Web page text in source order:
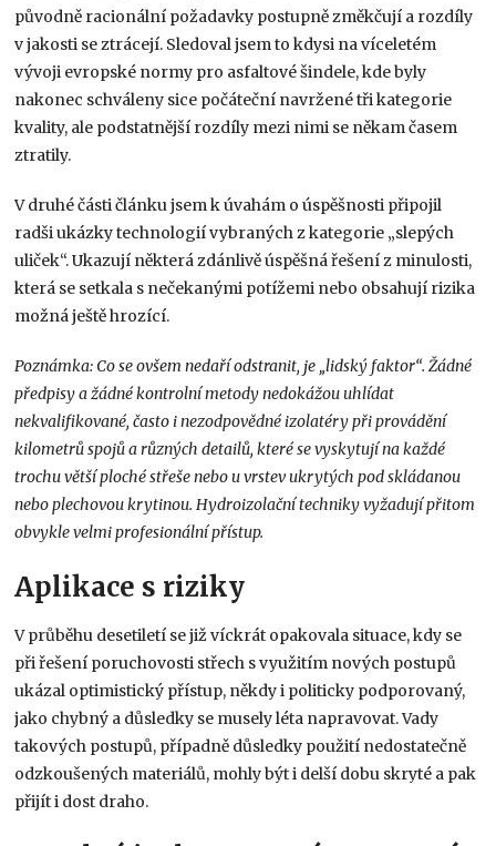
původně racionální požadavky postupně změkčují a rozdíly
v jakosti se ztrácejí. Sledoval jsem to kdysi na víceletém
vývoji evropské normy pro asfaltové šindele, kde byly
nakonec schváleny sice počáteční navržené tři kategorie
kvality, ale podstatnější rozdíly mezi nimi se někam časem
ztratily.
V druhé části článku jsem k úvahám o úspěšnosti připojil
radši ukázky technologií vybraných z kategorie „slepých
uliček“. Ukazují některá zdánlivě úspěšná řešení z minulosti,
která se setkala s nečekanými potížemi nebo obsahují rizika
možná ještě hrozící.
Poznámka: Co se ovšem nedaří odstranit, je „lidský faktor“. Žádné
předpisy a žádné kontrolní metody nedokážou uhlídat
nekvalifikované, často i nezodpovědné izolatéry při provádění
kilometrů spojů a různých detailů, které se vyskytují na každé
trochu větší ploché střeše nebo u vrstev ukrytých pod skládanou
nebo plechovou krytinou. Hydroizolační techniky vyžadují přitom
obvykle velmi profesionální přístup.
Aplikace s riziky
V průběhu desetiletí se již víckrát opakovala situace, kdy se
při řešení poruchovosti střech s využitím nových postupů
ukázal optimistický přístup, někdy i politicky podporovaný,
jako chybný a důsledky se musely léta napravovat. Vady
takových postupů, případně důsledky použití nedostatečně
odzkoušených materiálů, mohly být i delší dobu skryté a pak
přijít i dost draho.